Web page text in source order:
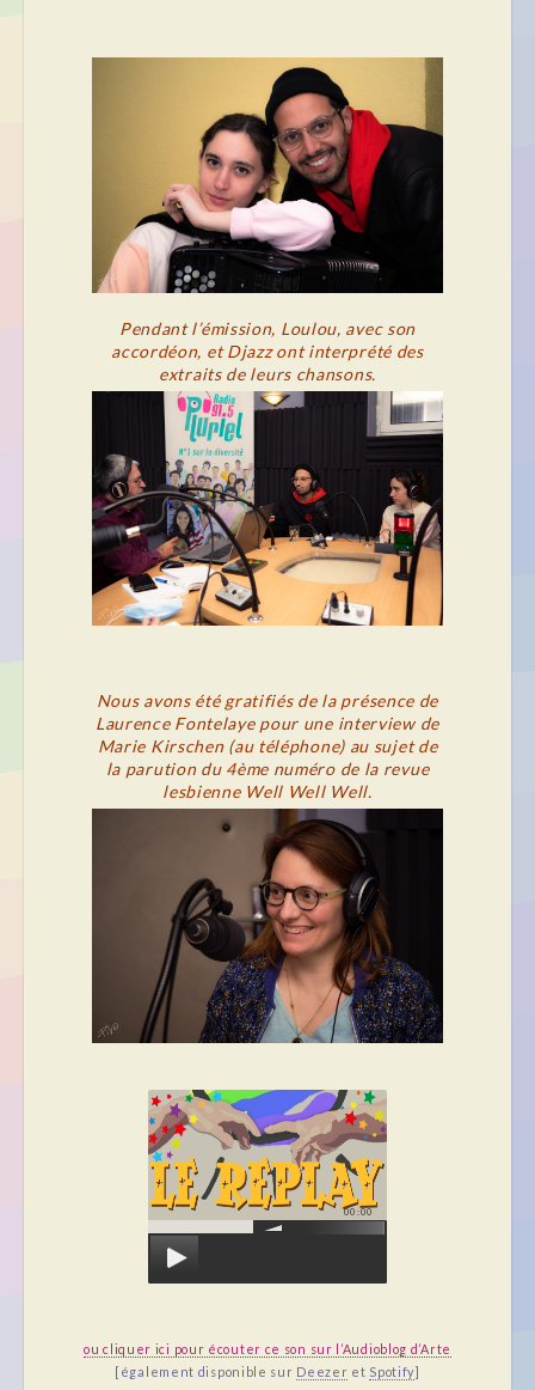
Pendant l’émission, Loulou, avec son
accordéon, et Djazz ont interprété des
extraits de leurs chansons.
Nous avons été gratifiés de la présence de
Laurence Fontelaye pour une interview de
Marie Kirschen (au téléphone) au sujet de
la parution du 4ème numéro de la revue
lesbienne Well Well Well.
00:00
ou cliquer ici pour écouter ce son sur l’Audioblog d’Arte
[également disponible sur Deezer et Spotify]